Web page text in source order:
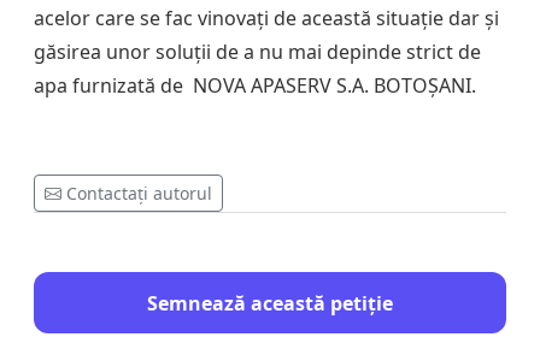
acelor care se fac vinovați de această situație dar și
găsirea unor soluții de a nu mai depinde strict de
apa furnizată de NOVA APASERV S.A. BOTOȘANI.
Contactați autorul
Semnează această petiție